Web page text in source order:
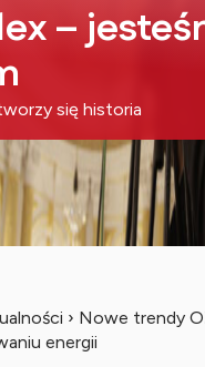
–
się historia
› Nowe trendy
energii